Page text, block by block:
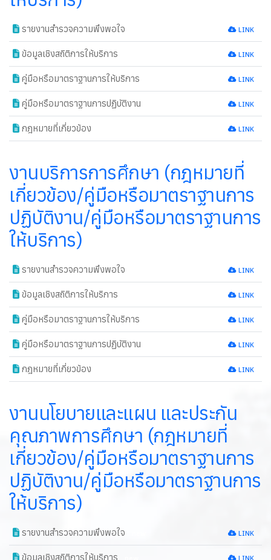
รายงานสำรวจความพึงพอใจ LINK
ข้อมูลเชิงสถิติการให้บริการ LINK
คู่มือหรือมาตราฐานการให้บริการ LINK
คู่มือหรือมาตราฐานการปฏิบัติงาน LINK
กฎหมายที่เกี่ยวข้อง LINK
งานบริการการศึกษา (กฎหมายที่
เกี่ยวข้อง/คู่มือหรือมาตราฐานการ
ปฏิบัติงาน/คู่มือหรือมาตราฐานการ
ให้บริการ)
รายงานสำรวจความพึงพอใจ LINK
ข้อมูลเชิงสถิติการให้บริการ LINK
คู่มือหรือมาตราฐานการให้บริการ LINK
คู่มือหรือมาตราฐานการปฏิบัติงาน LINK
กฎหมายที่เกี่ยวข้อง LINK
งานนโยบายและแผน และประกัน
คุณภาพการศึกษา (กฎหมายที่
เกี่ยวข้อง/คู่มือหรือมาตราฐานการ
ปฏิบัติงาน/คู่มือหรือมาตราฐานการ
ให้บริการ)
รายงานสำรวจความพึงพอใจ LINK
ข้อมูลเชิงสถิติการให้บริการ LINK